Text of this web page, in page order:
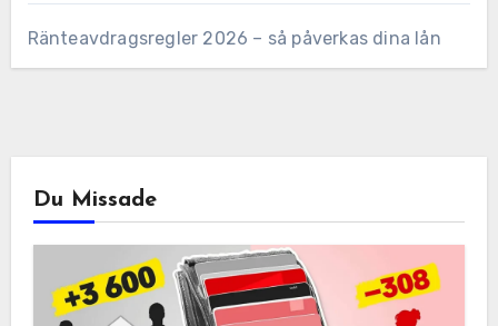
Ränteavdragsregler 2026 – så påverkas dina lån
Du Missade